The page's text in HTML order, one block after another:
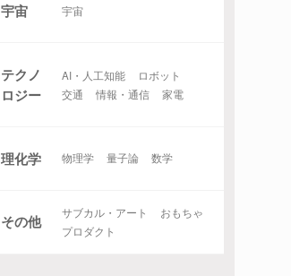
宇宙 宇宙
テクノ
ロジー
AI・人工知能
ロボット
交通
情報・通信 家電
理化学 物理学 量子論 数学
その他 サブカル・アート
おもちゃ
プロダクト